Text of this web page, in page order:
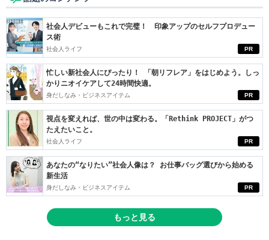
PR
社会人デビューもこれで完璧！ 印象アップのセルフプロデュー
ス術
社会人ライフ
PR
忙しい新社会人にぴったり！ 「朝リフレア」をはじめよう。しっ
かりニオイケアして24時間快適。
身だしなみ・ビジネスアイテム
PR
視点を変えれば、世の中は変わる。「Rethink PROJECT」がつ
たえたいこと。
社会人ライフ
PR
あなたの“なりたい”社会人像は？ お仕事バッグ選びから始める
新生活
身だしなみ・ビジネスアイテム
もっと見る